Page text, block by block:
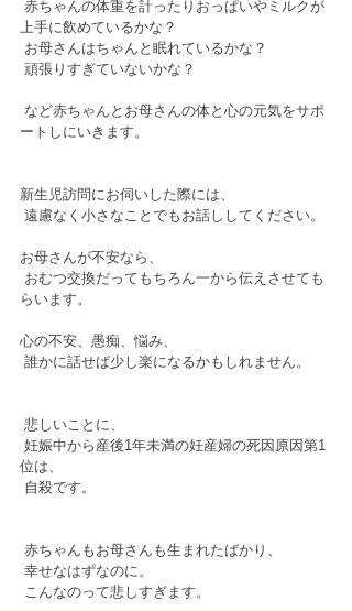
上手に飲めているかな？
お母さんはちゃんと眠れているかな？
頑張りすぎていないかな？
ートしにいきます。
新生児訪問にお伺いした際には、
遠慮なく小さなことでもお話ししてください。
お母さんが不安なら、
らいます。
心の不安、愚痴、悩み、
誰かに話せば少し楽になるかもしれません。
悲しいことに、
位は、
自殺です。
赤ちゃんもお母さんも生まれたばかり、
幸せなはずなのに。
こんなのって悲しすぎます。